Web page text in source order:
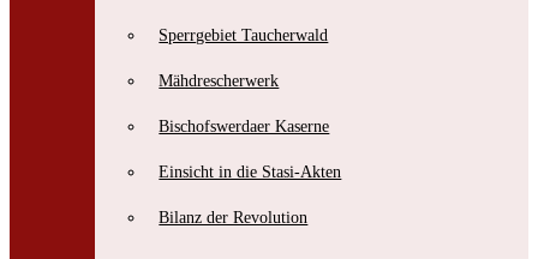
Sperrgebiet Taucherwald
Mähdrescherwerk
Bischofswerdaer Kaserne
Einsicht in die Stasi-Akten
Bilanz der Revolution